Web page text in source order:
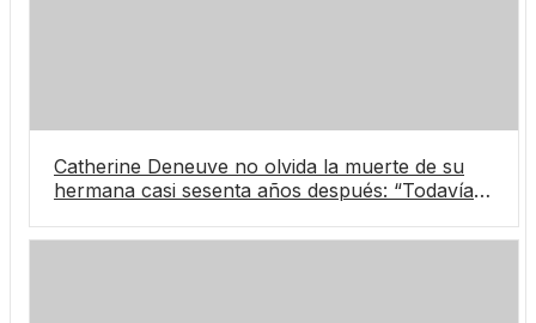
Catherine Deneuve no olvida la muerte de su
hermana casi sesenta años después: “Todavía